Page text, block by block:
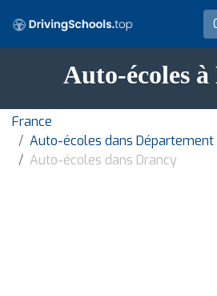
Auto-écoles
France
Auto-écoles dans Département
Auto-écoles dans Drancy